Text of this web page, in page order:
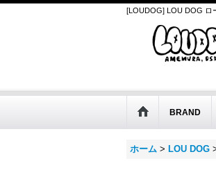
[LOUDOG] LOU DOG ロ
BRAND
ホーム > LOU DOG